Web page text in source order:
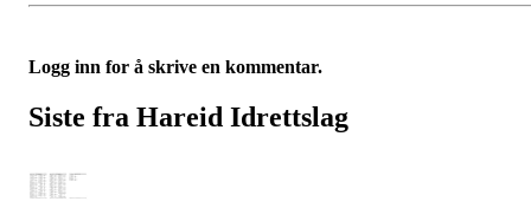
Logg inn for å skrive en kommentar.
Siste fra Hareid Idrettslag